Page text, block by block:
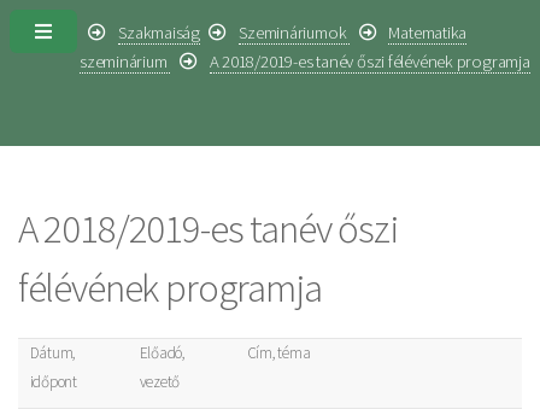
Szakmaiság Szemináriumok
Matematika
szeminárium
A 2018/2019-es tanév őszi félévének programja
A 2018/2019-es tanév őszi
félévének programja
Dátum,
időpont
Előadó,
vezető
Cím, téma